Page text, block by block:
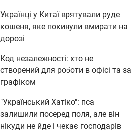
Українці у Китаї врятували руде
кошеня, яке покинули вмирати на
дорозі
Код незалежності: хто не
створений для роботи в офісі та за
графіком
"Український Хатіко": пса
залишили посеред поля, але він
нікуди не йде і чекає господарів